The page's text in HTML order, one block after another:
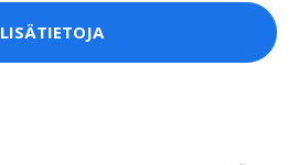
LISÄTIETOJA